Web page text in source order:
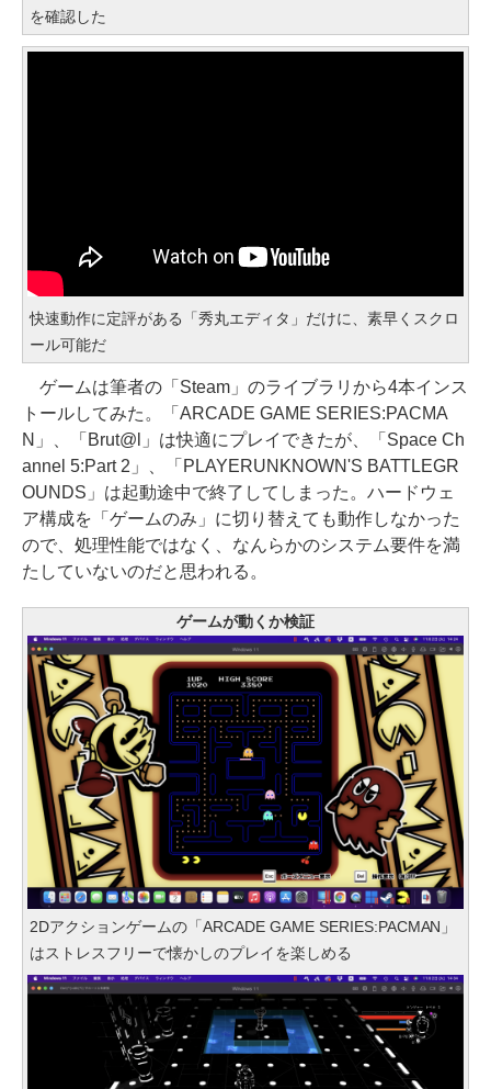
を確認した
快速動作に定評がある「秀丸エディタ」だけに、素早くスクロ
ール可能だ
ゲームは筆者の「Steam」のライブラリから4本インス
トールしてみた。「ARCADE GAME SERIES:PACMA
N」、「Brut@l」は快適にプレイできたが、「Space Ch
annel 5:Part 2」、「PLAYERUNKNOWN'S BATTLEGR
OUNDS」は起動途中で終了してしまった。ハードウェ
ア構成を「ゲームのみ」に切り替えても動作しなかった
ので、処理性能ではなく、なんらかのシステム要件を満
たしていないのだと思われる。
ゲームが動くか検証
2Dアクションゲームの「ARCADE GAME SERIES:PACMAN」
はストレスフリーで懐かしのプレイを楽しめる